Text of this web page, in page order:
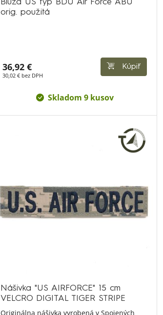
Blúza US typ BDU Air Force ABU
orig. použitá
36,92 €
30,02 € bez DPH
Kúpiť
Skladom 9 kusov
Nášivka "US AIRFORCE" 15 cm
VELCRO DIGITAL TIGER STRIPE
Originálna nášivka vyrobená v Spojených